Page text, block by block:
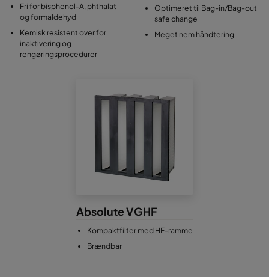
Fri for bisphenol-A, phthalat
og formaldehyd
Kemisk resistent over for
inaktivering og
rengøringsprocedurer
Optimeret til Bag-in/Bag-out
safe change
Meget nem håndtering
Absolute VGHF
Kompaktfilter med HF-ramme
Brændbar